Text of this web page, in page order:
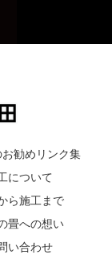
勧めリンク集
について
ら施工まで
畳への想い
い合わせ